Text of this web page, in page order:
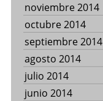
noviembre 2014
octubre 2014
septiembre 2014
agosto 2014
julio 2014
junio 2014